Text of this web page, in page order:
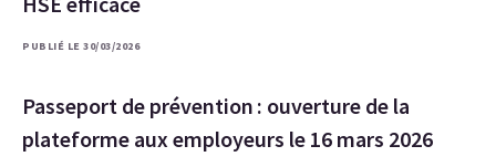
PUBLIÉ LE 30/03/2026
Passeport de prévention : ouverture de la
plateforme aux employeurs le 16 mars 2026